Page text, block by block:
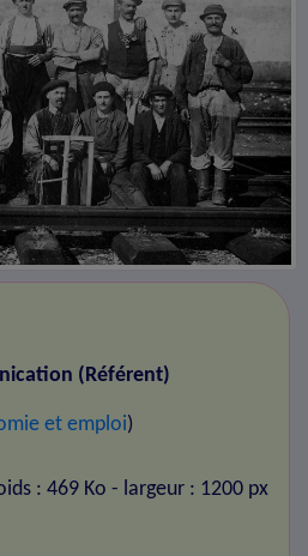
(Référent)
et emploi)
: 469 Ko - largeur : 1200 px